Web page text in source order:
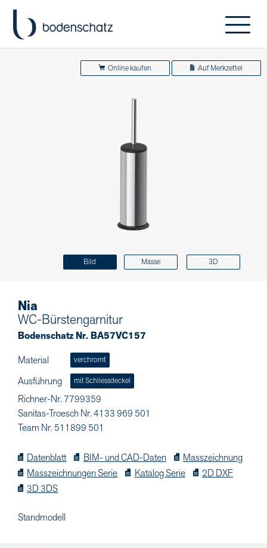
Bild Masse 3D
Online kaufen Auf Merkzettel
Nia
WC-Bürstengarnitur
Bodenschatz Nr. BA57VC157
Material
verchromt
Ausführung mit Schliessdeckel
Richner-Nr. 7799359
Sanitas-Troesch Nr. 4133 969 501
Team Nr. 511899 501
Datenblatt BIM- und CAD-Daten
Masszeichnung
Masszeichnungen Serie
Katalog Serie
2D DXF
3D 3DS
Standmodell